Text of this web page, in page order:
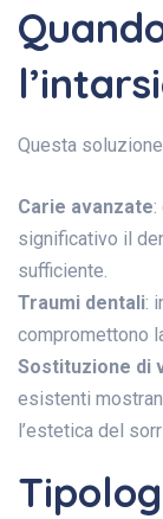
Questa
Carie avanzate
significativo il
sufficiente.
Traumi dentali:
compromettono
Sostituzione di
esistenti
l’estetica del